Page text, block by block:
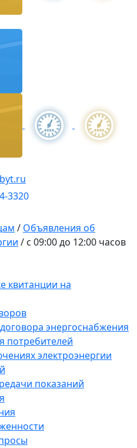
3320
/ Объявления об
/ c 09:00 до 12:00 часов
квитанции на
энергоснабжения
потребителей
электроэнергии
показаний